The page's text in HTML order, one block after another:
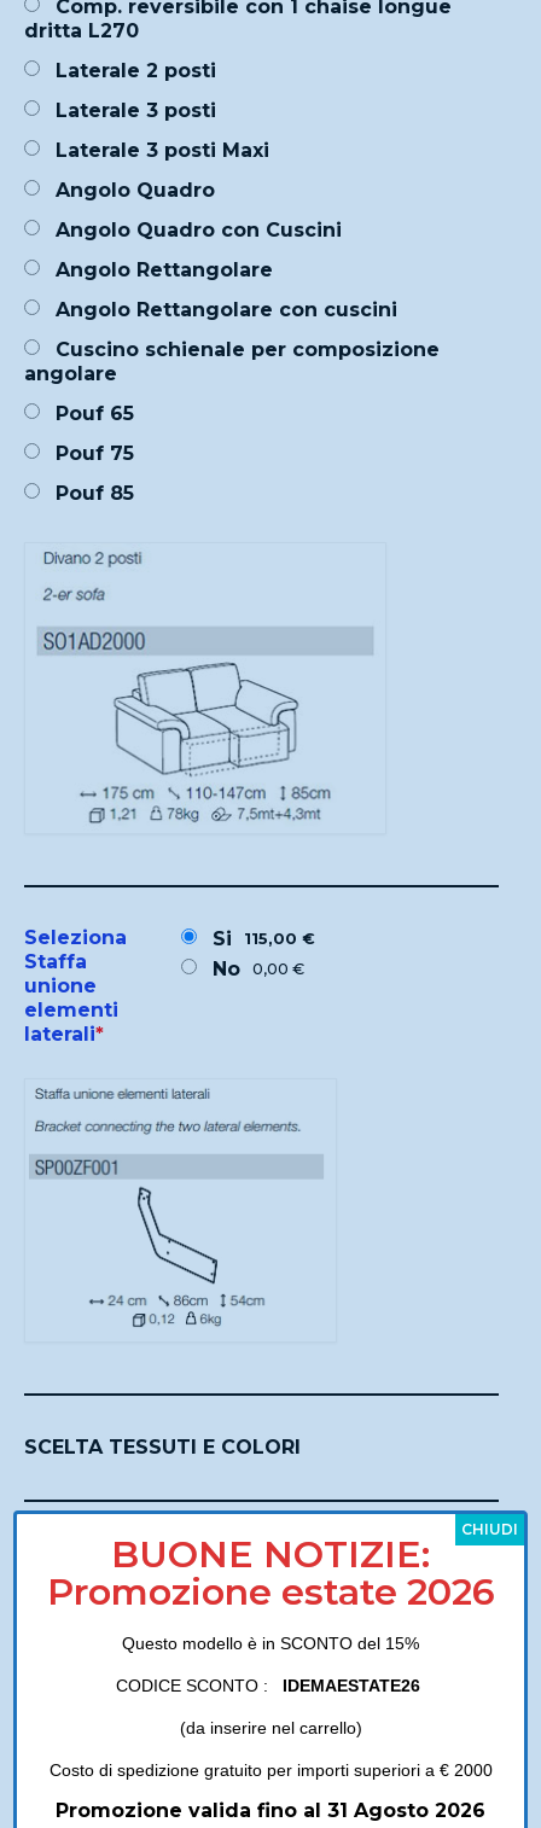
Comp. reversibile con 1 chaise longue
dritta L270
Laterale 2 posti
Laterale 3 posti
Laterale 3 posti Maxi
Angolo Quadro
Angolo Quadro con Cuscini
Angolo Rettangolare
Angolo Rettangolare con cuscini
Cuscino schienale per composizione
angolare
Pouf 65
Pouf 75
Pouf 85
Seleziona
Staffa
unione
elementi
laterali*
Si 115,00 €
No 0,00 €
SCELTA TESSUTI E COLORI
Seleziona la categoria tessuto divano 2 posti
colori e tessuti disponibili *
BUONE NOTIZIE:
Promozione estate 2026
Questo modello è in SCONTO del 15%
CODICE SCONTO : IDEMAESTATE26
(da inserire nel carrello)
Costo di spedizione gratuito per importi superiori a € 2000
Promozione valida fino al 31 Agosto 2026
CHIUDI